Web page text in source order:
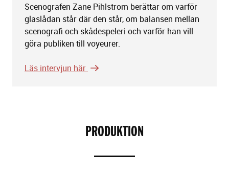
Scenografen Zane Pihlstrom berättar om varför
glaslådan står där den står, om balansen mellan
scenografi och skådespeleri och varför han vill
göra publiken till voyeurer.
Läs intervjun här
PRODUKTION